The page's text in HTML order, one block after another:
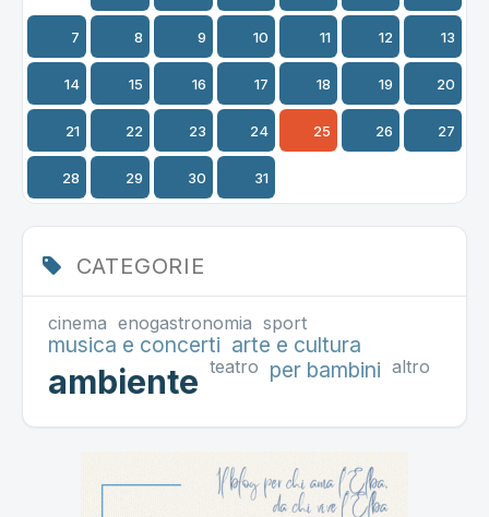
7 8 9 10 11 12 13
14 15 16 17 18 19 20
21 22 23 24 25 26 27
28 29 30 31
CATEGORIE
cinema enogastronomia sport
musica e concerti arte e cultura
ambiente teatro per bambini altro